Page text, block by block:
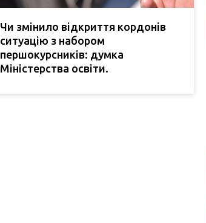
Чи змінило відкриття кордонів
ситуацію з набором
першокурсників: думка
Міністерства освіти.